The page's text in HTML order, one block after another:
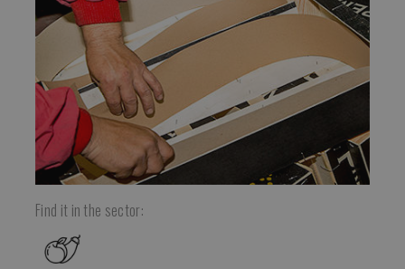
Find it in the sector: